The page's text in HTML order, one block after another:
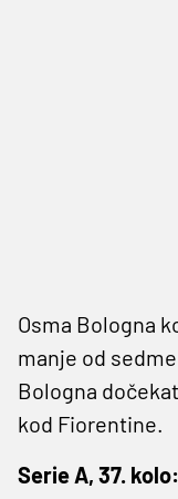
Osma Bologna
manje od
Bologna
kod Fiorentine.
Serie A, 37. kolo: